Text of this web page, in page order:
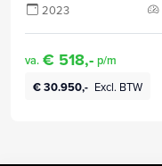
2023
va. € 518,- p/m
€ 30.950,- Excl. BTW